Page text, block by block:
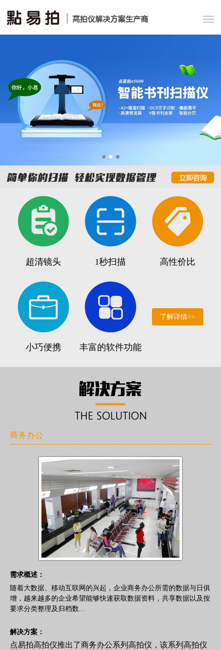
超清镜头 1秒扫描 高性价比
小巧便携 丰富的软件功能
了解详情>>
商务办公
需求概述：
随着大数据、移动互联网的兴起，企业商务办公所需的数据与日俱
增，越来越多的企业希望能够快速获取数据资料，共享数据以及按
要求分类整理及归档数...
解决方案：
点易拍高拍仪推出了商务办公系列高拍仪，该系列高拍仪